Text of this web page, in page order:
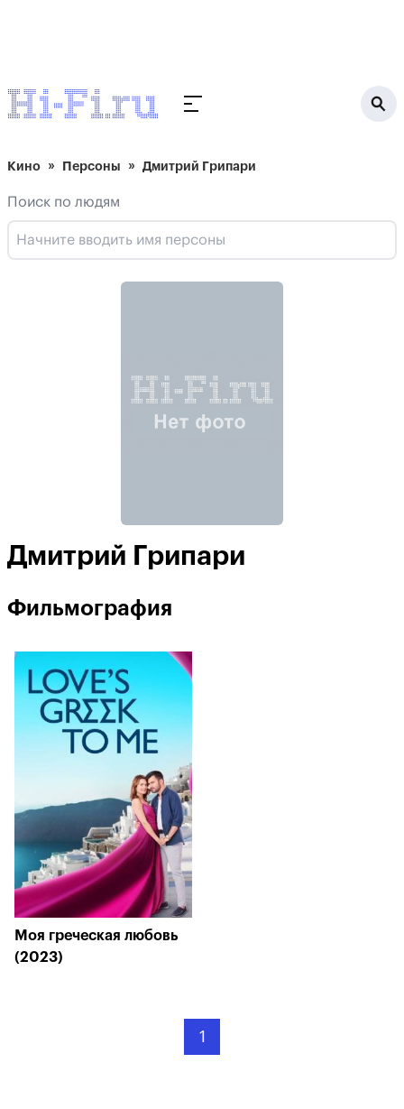
Кино Персоны Дмитрий Грипари
Поиск по людям
Дмитрий Грипари
Фильмография
Моя греческая любовь
(2023)
1